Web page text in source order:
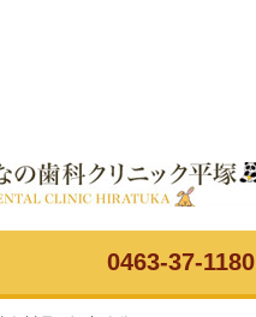
0463-37-1180